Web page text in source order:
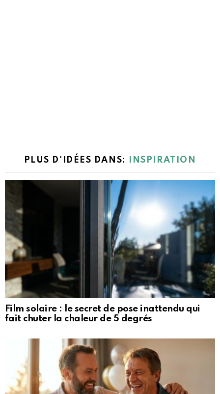
PLUS D'IDÉES DANS: INSPIRATION
Film solaire : le secret de pose inattendu qui
fait chuter la chaleur de 5 degrés